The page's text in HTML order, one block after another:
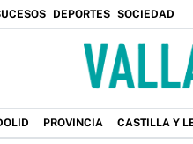
DEPORTES SOCIEDAD
PROVINCIA CASTILLA Y